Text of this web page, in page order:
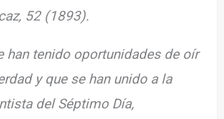
52 (1893).
han tenido oportunidades de oír
y que se han unido a la
del Séptimo Día,